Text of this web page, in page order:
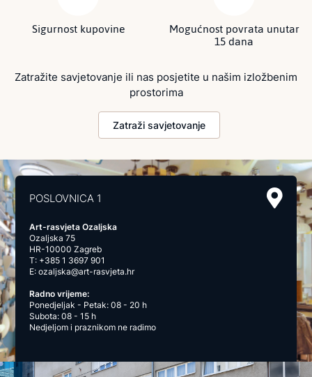
Sigurnost kupovine Mogućnost povrata unutar
15 dana
Zatražite savjetovanje ili nas posjetite u našim izložbenim
prostorima
Zatraži savjetovanje
POSLOVNICA 1
Art-rasvjeta Ozaljska
Ozaljska 75
HR-10000 Zagreb
T: +385 1 3697 901
E:ozaljska@art-rasvjeta.hr
Radno vrijeme:
Ponedjeljak - Petak: 08 - 20 h
Subota: 08 - 15 h
Nedjeljom i praznikom ne radimo